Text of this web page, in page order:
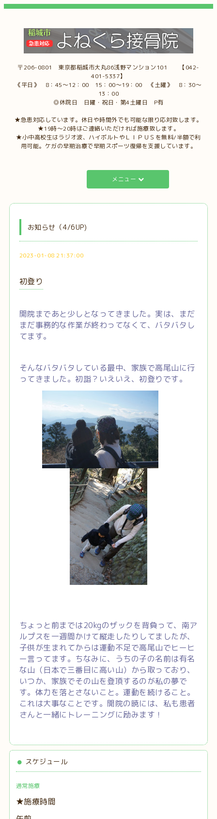
〒206-0801 東京都稲城市大丸86浅野マンション101 【042-
401-5337】
《平日》 8：45～12：00 15：00～19：00 《土曜》 8：30～
13：00
◎休院日 日曜・祝日・第4土曜日 P有
★急患対応しています。休日や時間外でも可能な限り応対致します。
★19時～20時はご連絡いただければ施療致します。
★小中高校生はラジオ波、ハイボルトやＬＩＰＵＳを無料/半額で利
用可能。ケガの早期治療で早期スポーツ復帰を支援しています。
メニュー
お知らせ（4/6UP)
2023-01-08 21:37:00
初登り
開院まであと少しとなってきました。実は、まだ
まだ事務的な作業が終わってなくて、バタバタし
てます。
そんなバタバタしている最中、家族で高尾山に行
ってきました。初詣？いえいえ、初登りです。
ちょっと前までは20kgのザックを背負って、南ア
ルプスを一週間かけて縦走したりしてましたが、
子供が生まれてからは運動不足で高尾山でヒーヒ
ー言ってます。ちなみに、うちの子の名前は有名
な山（日本で三番目に高い山）から取っており、
いつか、家族でその山を登頂するのが私の夢で
す。体力を落とさないこと。運動を続けること。
これは大事なことです。開院の暁には、私も患者
さんと一緒にトレーニングに励みます！
スケジュール
通常施療
★施療時間